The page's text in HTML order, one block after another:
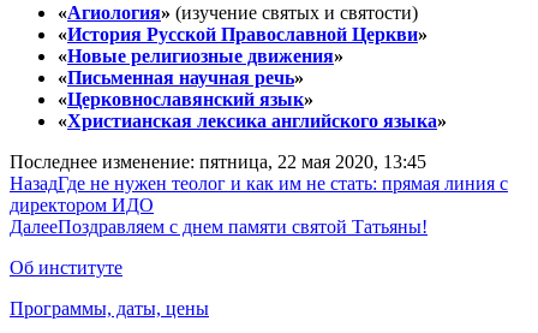
«Агиология» (изучение святых и святости)
«История Русской Православной Церкви»
«Новые религиозные движения»
«Письменная научная речь»
«Церковнославянский язык»
«Христианская лексика английского языка»
Последнее изменение: пятница, 22 мая 2020, 13:45
НазадГде не нужен теолог и как им не стать: прямая линия с
директором ИДО
ДалееПоздравляем с днем памяти святой Татьяны!
Об институте
Программы, даты, цены